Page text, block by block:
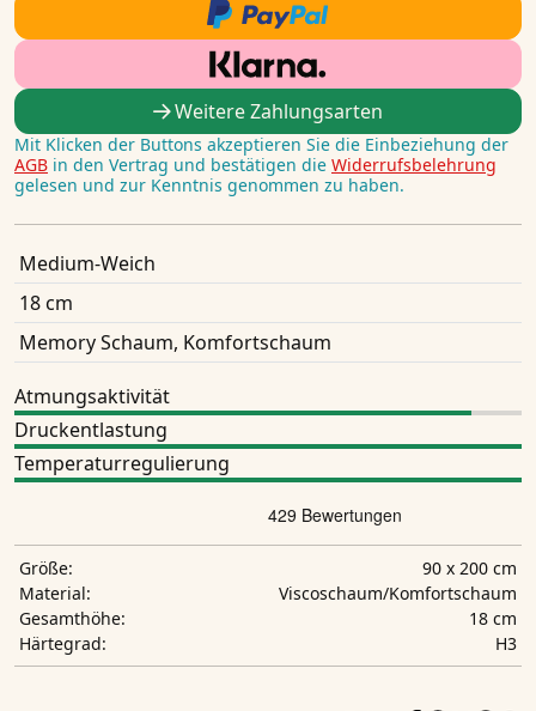
Weitere Zahlungsarten
Mit Klicken der Buttons akzeptieren Sie die Einbeziehung der
AGB in den Vertrag und bestätigen die Widerrufsbelehrung
gelesen und zur Kenntnis genommen zu haben.
Medium-Weich
18 cm
Memory Schaum, Komfortschaum
Atmungsaktivität
Druckentlastung
Temperaturregulierung
Größe:
90 x 200 cm
Material:
Viscoschaum/Komfortschaum
Gesamthöhe:
18 cm
Härtegrad:
H3